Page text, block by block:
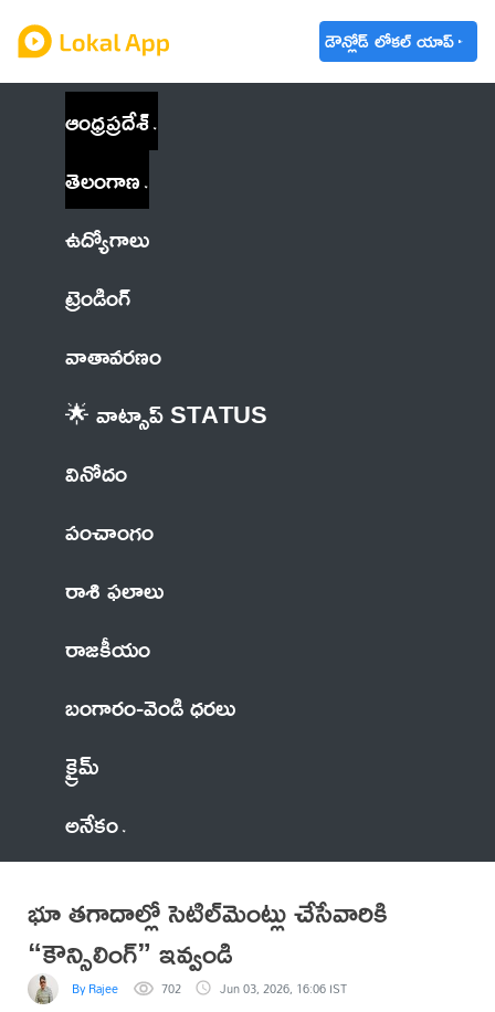
డౌన్లోడ్ లోకల్ యాప్
ఆంధ్రప్రదేశ్
తెలంగాణ
ఉద్యోగాలు
ట్రెండింగ్
వాతావరణం
🌟 వాట్సాప్ STATUS
వినోదం
పంచాంగం
రాశి ఫలాలు
రాజకీయం
బంగారం-వెండి ధరలు
క్రైమ్
అనేకం
భూ తగాదాల్లో సెటిల్‌మెంట్లు చేసేవారికి
“కౌన్సిలింగ్” ఇవ్వండి
By Rajee 702 Jun 03, 2026, 16:06 IST